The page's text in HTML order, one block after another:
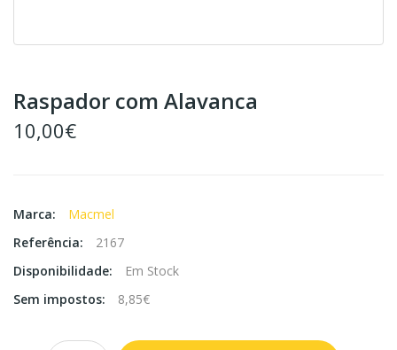
Raspador com Alavanca
10,00€
Marca:
Macmel
Referência:
2167
Disponibilidade:
Em Stock
Sem impostos:
8,85€